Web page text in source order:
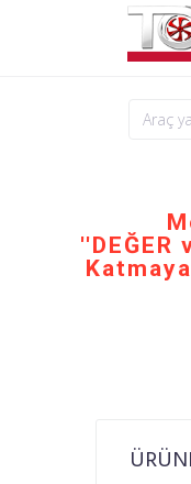
''DEĞER